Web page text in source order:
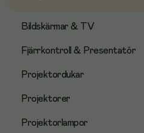
Bildskärmar & TV
Fjärrkontroll & Presentatör
Projektordukar
Projektorer
Projektorlampor